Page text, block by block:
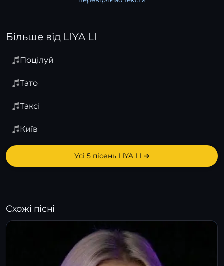
Більше від LIYA LI
Поцілуй
Тато
Таксі
Київ
Усі 5 пісень LIYA LI →
Схожі пісні